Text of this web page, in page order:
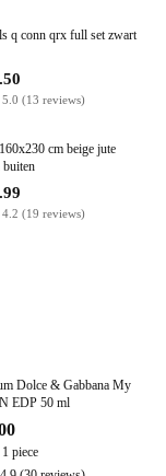
q conn qrx full set zwart
5.0 (13 reviews)
cm beige jute
4.2 (19 reviews)
Dolce & Gabbana My
EDP 50 ml
piece